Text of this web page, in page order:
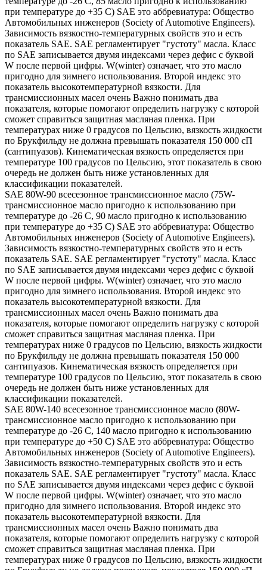
при температуре до +35 С) SAE это аббревиатура: Общество
Автомобильных инженеров (Society of Automotive Engineers).
Зависимость вязкостно-температурных свойств это и есть
показатель SAE. SAE регламентирует "густоту" масла. Класс
по SAE записывается двумя индексами через дефис с буквой
W после первой цифры. W(winter) означает, что это масло
пригодно для зимнего использования. Второй индекс это
показатель высокотемпературной вязкости. Для
трансмиссионных масел очень Важно понимать два
показателя, которые помогают определить нагрузку с которой
сможет справиться защитная масляная пленка. При
температурах ниже 0 градусов по Цельсию, вязкость жидкости
по Брукфильду не должна превышать показателя 150 000 сП
(сантипуазов). Кинематическая вязкость определяется при
температуре 100 градусов по Цельсию, этот показатель в свою
очередь не должен быть ниже установленных для
классификации показателей.
SAE 80W-90 всесезонное трансмиссионное масло (75W-
трансмиссионное масло пригодно к использованию при
температуре до -26 С, 90 масло пригодно к использованию
при температуре до +35 С) SAE это аббревиатура: Общество
Автомобильных инженеров (Society of Automotive Engineers).
Зависимость вязкостно-температурных свойств это и есть
показатель SAE. SAE регламентирует "густоту" масла. Класс
по SAE записывается двумя индексами через дефис с буквой
W после первой цифры. W(winter) означает, что это масло
пригодно для зимнего использования. Второй индекс это
показатель высокотемпературной вязкости. Для
трансмиссионных масел очень Важно понимать два
показателя, которые помогают определить нагрузку с которой
сможет справиться защитная масляная пленка. При
температурах ниже 0 градусов по Цельсию, вязкость жидкости
по Брукфильду не должна превышать показателя 150 000
сантипуазов. Кинематическая вязкость определяется при
температуре 100 градусов по Цельсию, этот показатель в свою
очередь не должен быть ниже установленных для
классификации показателей.
SAE 80W-140 всесезонное трансмиссионное масло (80W-
трансмиссионное масло пригодно к использованию при
температуре до -26 С, 140 масло пригодно к использованию
при температуре до +50 С) SAE это аббревиатура: Общество
Автомобильных инженеров (Society of Automotive Engineers).
Зависимость вязкостно-температурных свойств это и есть
показатель SAE. SAE регламентирует "густоту" масла. Класс
по SAE записывается двумя индексами через дефис с буквой
W после первой цифры. W(winter) означает, что это масло
пригодно для зимнего использования. Второй индекс это
показатель высокотемпературной вязкости. Для
трансмиссионных масел очень Важно понимать два
показателя, которые помогают определить нагрузку с которой
сможет справиться защитная масляная пленка. При
температурах ниже 0 градусов по Цельсию, вязкость жидкости